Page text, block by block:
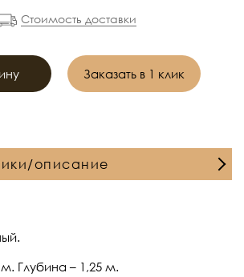
Стоимость доставки
Заказать в 1 клик
описание
Глубина – 1,25 м.